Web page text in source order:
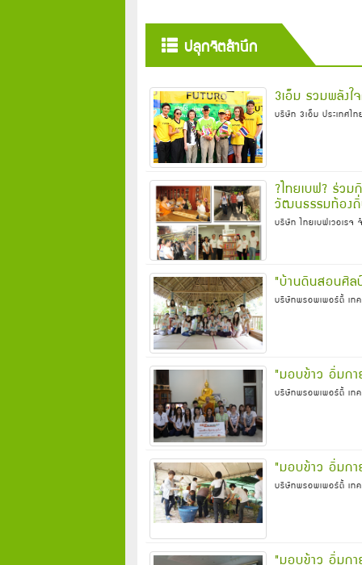
ปลุกจิตสำนึก
3เอ็ม รวมพลัง
บริษัท 3เอ็ม ประเทศไ
?ไทยเบฟ? ร่ว
วัฒนธรรมท้อง
บริษัท ไทยเบฟเวอเร
"บ้านดินสอนศิล
บริษัทพรอพเพอร์ตี้ เท
"มอบข้าว อิ่มก
บริษัทพรอพเพอร์ตี้ เท
"มอบข้าว อิ่มก
บริษัทพรอพเพอร์ตี้ เท
"มอบข้าว อิ่มก